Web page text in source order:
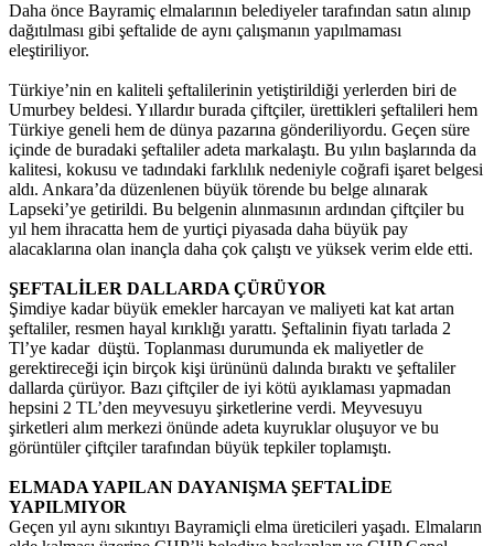
Daha önce Bayramiç elmalarının belediyeler tarafından satın alınıp
dağıtılması gibi şeftalide de aynı çalışmanın yapılmaması
eleştiriliyor.
Türkiye’nin en kaliteli şeftalilerinin yetiştirildiği yerlerden biri de
Umurbey beldesi. Yıllardır burada çiftçiler, ürettikleri şeftalileri hem
Türkiye geneli hem de dünya pazarına gönderiliyordu. Geçen süre
içinde de buradaki şeftaliler adeta markalaştı. Bu yılın başlarında da
kalitesi, kokusu ve tadındaki farklılık nedeniyle coğrafi işaret belgesi
aldı. Ankara’da düzenlenen büyük törende bu belge alınarak
Lapseki’ye getirildi. Bu belgenin alınmasının ardından çiftçiler bu
yıl hem ihracatta hem de yurtiçi piyasada daha büyük pay
alacaklarına olan inançla daha çok çalıştı ve yüksek verim elde etti.
ŞEFTALİLER DALLARDA ÇÜRÜYOR
Şimdiye kadar büyük emekler harcayan ve maliyeti kat kat artan
şeftaliler, resmen hayal kırıklığı yarattı. Şeftalinin fiyatı tarlada 2
Tl’ye kadar düştü. Toplanması durumunda ek maliyetler de
gerektireceği için birçok kişi ürününü dalında bıraktı ve şeftaliler
dallarda çürüyor. Bazı çiftçiler de iyi kötü ayıklaması yapmadan
hepsini 2 TL’den meyvesuyu şirketlerine verdi. Meyvesuyu
şirketleri alım merkezi önünde adeta kuyruklar oluşuyor ve bu
görüntüler çiftçiler tarafından büyük tepkiler toplamıştı.
ELMADA YAPILAN DAYANIŞMA ŞEFTALİDE
YAPILMIYOR
Geçen yıl aynı sıkıntıyı Bayramiçli elma üreticileri yaşadı. Elmaların